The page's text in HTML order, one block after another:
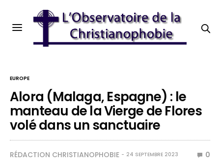
EUROPE
Alora (Malaga, Espagne) : le
manteau de la Vierge de Flores
volé dans un sanctuaire
RÉDACTION CHRISTIANOPHOBIE 24 SEPTEMBRE 2023 0